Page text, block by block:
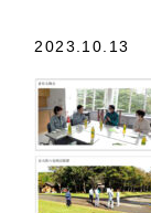
2023.10.13